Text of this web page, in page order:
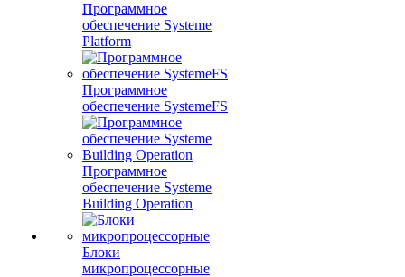
Программное
обеспечение Systeme
Platform
Программное
обеспечение SystemeFS
Программное
обеспечение Systeme
Building Operation
Блоки
микропроцессорные